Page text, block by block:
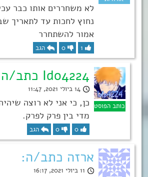
לא משחררים אותו כבר
נחוץ לחכות עד לתאריך
אמור להשתחרר
1
0 הגב
Ido4224 כתב/ה:
14 ביולי 2021, 11:47
כן, כי אני לא רוצה
מדי בין פרק לפרק.
0
0 הגב
ארזה כתב/ה:
11 ביולי 2021, 16:17